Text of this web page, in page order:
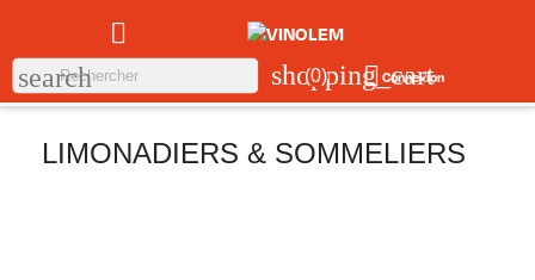

shopping_cart
(0)  Connexion
search
LIMONADIERS & SOMMELIERS